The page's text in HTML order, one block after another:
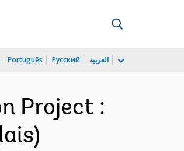
Português Русский العربية
Project :